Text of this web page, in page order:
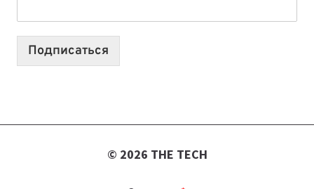
2026:
10
Подписаться
© 2026 THE TECH